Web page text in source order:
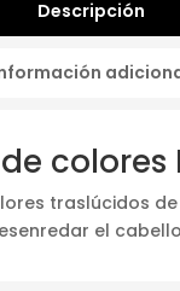
Descripción
colores
traslúcidos de
el